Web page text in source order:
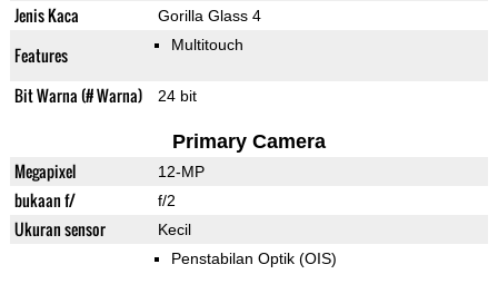
Jenis Kaca Gorilla Glass 4
Features Multitouch
Bit Warna (# Warna) 24 bit
Primary Camera
Megapixel 12-MP
bukaan f/ f/2
Ukuran sensor Kecil
Penstabilan Optik (OIS)